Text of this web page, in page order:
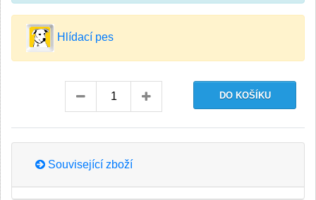
Hlídací pes
Související zboží